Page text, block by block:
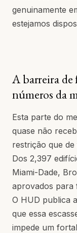
genuinamente
estejamos
A barreira
números da
Esta parte do
quase não
restrição que
Dos 2,397
Miami-Dade,
aprovados para
O HUD publica
que essa
impede um